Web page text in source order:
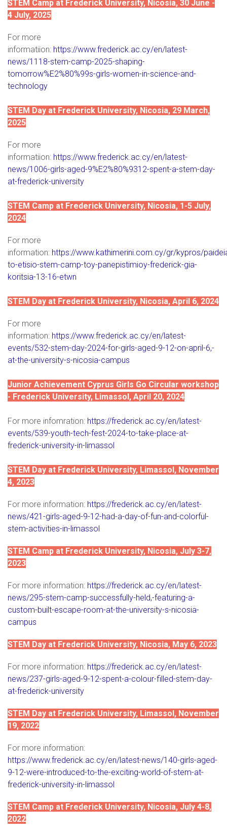
STEM Camp at Frederick University, Nicosia, 30 June -
4 July, 2025
For more
informatiion: https://www.frederick.ac.cy/en/latest-
news/1118-stem-camp-2025-shaping-
tomorrow%E2%80%99s-girls-women-in-science-and-
technology
STEM Day at Frederick University, Nicosia, 29 March,
2025
For more
informatiion: https://www.frederick.ac.cy/en/latest-
news/1006-girls-aged-9%E2%80%9312-spent-a-stem-day-
at-frederick-university
STEM Camp at Frederick University, Nicosia, 1-5 July,
2024
For more
information: https://www.kathimerini.com.cy/gr/kypros/
to-etisio-stem-camp-toy-panepistimioy-frederick-gia-
koritsia-13-16-etwn
STEM Day at Frederick University, Nicosia, April 6, 2024
For more
information: https://www.frederick.ac.cy/en/latest-
events/532-stem-day-2024-for-girls-aged-9-12-on-april-6,-
at-the-university-s-nicosia-campus
Junior Achievement Cyprus Girls Go Circular workshop
- Frederick University, Limassol, April 20, 2024
For more infomration: https://frederick.ac.cy/en/latest-
events/539-youth-tech-fest-2024-to-take-place-at-
frederick-university-in-limassol
STEM Day at Frederick University, Limassol, November
4, 2023
For more information: https://frederick.ac.cy/en/latest-
news/421-girls-aged-9-12-had-a-day-of-fun-and-colorful-
stem-activities-in-limassol
STEM Camp at Frederick University, Nicosia, July 3-7,
2023
For more information: https://frederick.ac.cy/en/latest-
news/295-stem-camp-successfully-held,-featuring-a-
custom-built-escape-room-at-the-university-s-nicosia-
campus
STEM Day at Frederick University, Nicosia, May 6, 2023
For more information: https://frederick.ac.cy/en/latest-
news/237-girls-aged-9-12-spent-a-colour-filled-stem-day-
at-frederick-university
STEM Day at Frederick University, Limassol, November
19, 2022
For more information:
https://www.frederick.ac.cy/en/latest-news/140-girls-aged-
9-12-were-introduced-to-the-exciting-world-of-stem-at-
frederick-university-in-limassol
STEM Camp at Frederick University, Nicosia, July 4-8,
2022